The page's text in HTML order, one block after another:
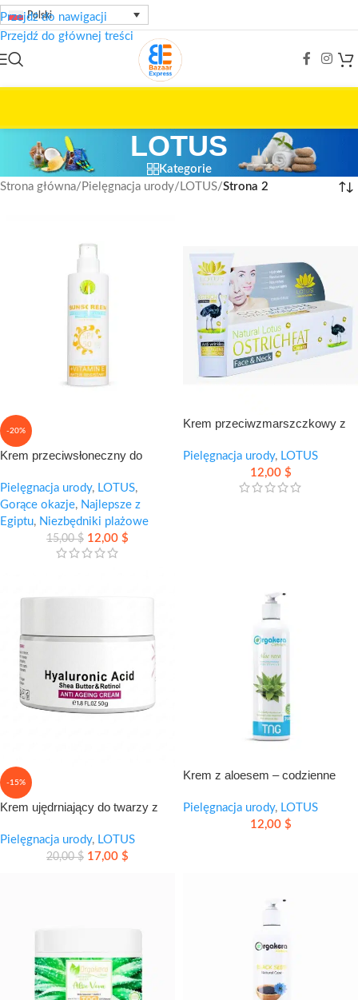
Przejdź do nawigacji
Przejdź do głównej treści
Polski
LOTUS
Kategorie
Strona główna/ Pielęgnacja urody/ LOTUS/Strona 2
-20%
Krem przeciwsłoneczny do
skuteczna ochrona na co dzień
Pielęgnacja urody, LOTUS,
Gorące okazje, Najlepsze z
Egiptu, Niezbędniki plażowe
15,00$ 12,00 $
Krem przeciwzmarszczkowy z
i nawilżenie skóry
Pielęgnacja urody, LOTUS
12,00 $
-15%
Krem ujędrniający do twarzy z
Pielęgnacja urody, LOTUS
20,00$ 17,00 $
Krem z aloesem – codzienne
Pielęgnacja urody, LOTUS
12,00 $